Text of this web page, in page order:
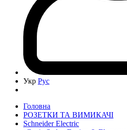
Укр Рус
Головна
РОЗЕТКИ ТА ВИМИКАЧІ
Schneider Electric